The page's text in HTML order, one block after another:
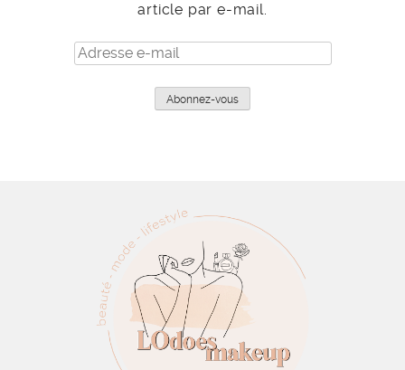
article par e-mail.
Adresse
e-
Abonnez-vous